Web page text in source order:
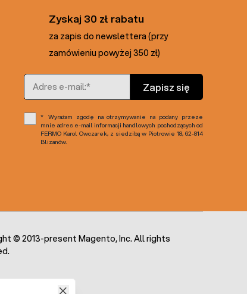
Zyskaj 30 zł rabatu
za zapis do newslettera (przy
zamówieniu powyżej 350 zł)
Adres e-mail
Zapisz się
Wyrażam zgodę na otrzymywanie na podany przeze
mnie adres e-mail informacji handlowych pochodzących od
FERMO Karol Owczarek, z siedzibą w Piotrowie 18, 62-814
Blizanów.
© 2013-present Magento, Inc. All rights